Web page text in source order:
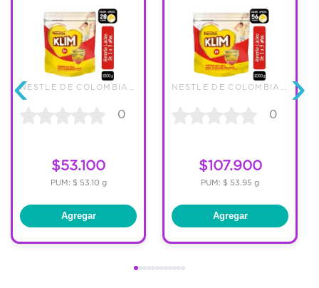
‹
0
$53.100
PUM: $ 53.10 g
Agregar
0
$107.900
PUM: $ 53.95 g
Agregar
›